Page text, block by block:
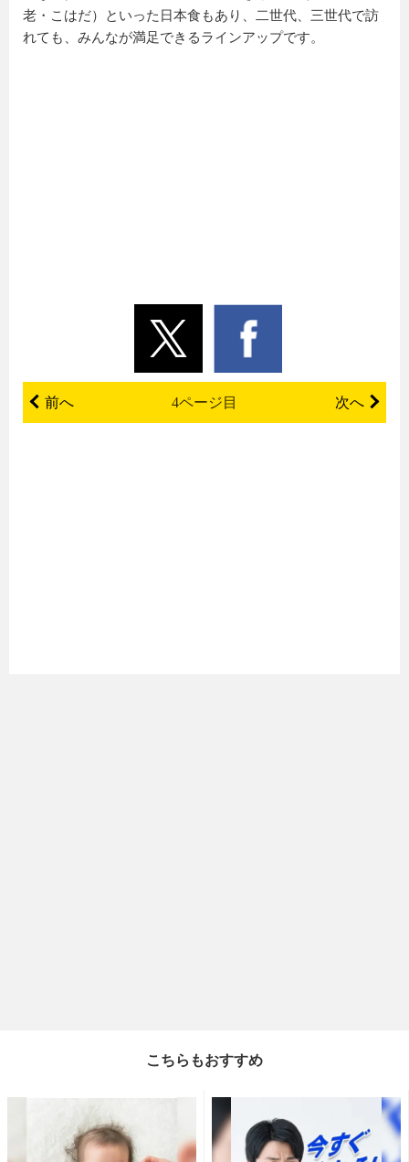
老・こはだ）といった日本食もあり、二世代、三世代で訪
れても、みんなが満足できるラインアップです。
前へ 4ページ目 次へ
こちらもおすすめ